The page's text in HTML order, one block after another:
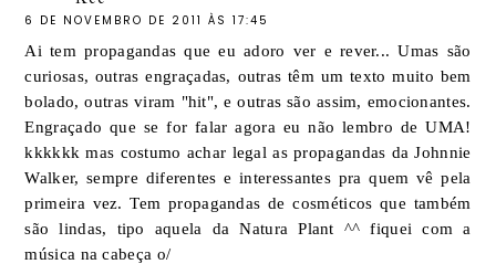
6 DE NOVEMBRO DE 2011 ÀS 17:45
Ai tem propagandas que eu adoro ver e rever... Umas são
curiosas, outras engraçadas, outras têm um texto muito bem
bolado, outras viram "hit", e outras são assim, emocionantes.
Engraçado que se for falar agora eu não lembro de UMA!
kkkkkk mas costumo achar legal as propagandas da Johnnie
Walker, sempre diferentes e interessantes pra quem vê pela
primeira vez. Tem propagandas de cosméticos que também
são lindas, tipo aquela da Natura Plant ^^ fiquei com a
música na cabeça o/